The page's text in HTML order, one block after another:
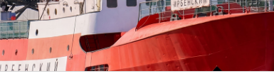
холл»
Парикмахеры
повара. Экскурсия из
зоопарк»
23.08.2026 10:00